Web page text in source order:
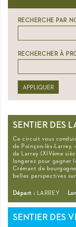
RECHERCHE PAR
RECHERCHER À
APPLIQUER
SENTIER DES
Ce circuit vous
de Poinçon-lès-Larrey,
de Larrey (XIVème
longerez pour gagner
Crémant de
belles perspectives
Départ : LARREY
SENTIER DES